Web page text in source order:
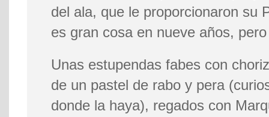
del ala, que le proporcionaron su
es gran cosa en nueve años,
Unas estupendas fabes con
de un pastel de rabo y pera
donde la haya), regados con